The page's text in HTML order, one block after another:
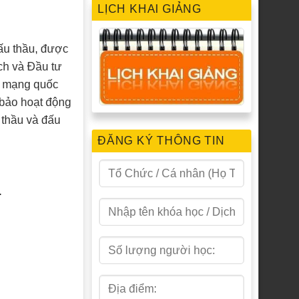
thầu, được
và Đầu tư
quốc
hoạt động
và đấu
LỊCH KHAI GIẢNG
ĐĂNG KÝ THÔNG TIN